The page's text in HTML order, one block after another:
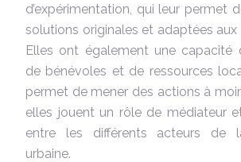
d’expérimentation, qui leur permet
solutions originales et adaptées aux
Elles ont également une capacité
de bénévoles et de ressources
permet de mener des actions à
elles jouent un rôle de médiateur
entre les différents acteurs de
urbaine.